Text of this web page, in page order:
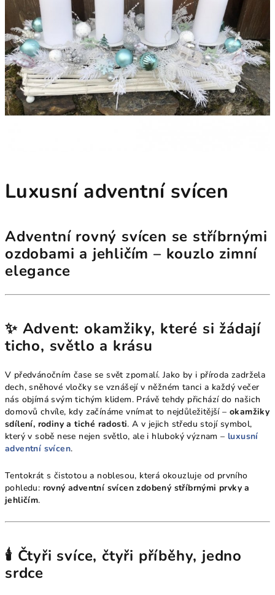
Luxusní adventní svícen
Adventní rovný svícen se stříbrnými
ozdobami a jehličím – kouzlo zimní
elegance
✨ Advent: okamžiky, které si žádají
ticho, světlo a krásu
V předvánočním čase se svět zpomalí. Jako by i příroda zadržela
dech, sněhové vločky se vznášejí v něžném tanci a každý večer
nás objímá svým tichým klidem. Právě tehdy přichází do našich
domovů chvíle, kdy začínáme vnímat to nejdůležitější – okamžiky
sdílení, rodiny a tiché radosti. A v jejich středu stojí symbol,
který v sobě nese nejen světlo, ale i hluboký význam – luxusní
adventní svícen.
Tentokrát s čistotou a noblesou, která okouzluje od prvního
pohledu: rovný adventní svícen zdobený stříbrnými prvky a
jehličím.
🕯️ Čtyři svíce, čtyři příběhy, jedno
srdce